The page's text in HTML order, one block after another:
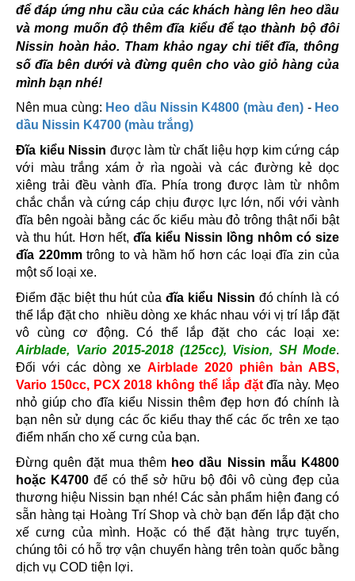
để đáp ứng nhu cầu của các khách hàng lên heo dầu
và mong muốn độ thêm đĩa kiểu để tạo thành bộ đôi
Nissin hoàn hảo. Tham khảo ngay chi tiết đĩa, thông
số đĩa bên dưới và đừng quên cho vào giỏ hàng của
mình bạn nhé!
Nên mua cùng: Heo dầu Nissin K4800 (màu đen) - Heo
dầu Nissin K4700 (màu trắng)
Đĩa kiểu Nissin được làm từ chất liệu hợp kim cứng cáp
với màu trắng xám ở rìa ngoài và các đường kẻ dọc
xiêng trải đều vành đĩa. Phía trong được làm từ nhôm
chắc chắn và cứng cáp chịu được lực lớn, nối với vành
đĩa bên ngoài bằng các ốc kiểu màu đỏ trông thật nổi bật
và thu hút. Hơn hết, đĩa kiểu Nissin lồng nhôm có size
đĩa 220mmtrông to và hầm hố hơn các loại đĩa zin của
một số loại xe.
Điểm đặc biệt thu hút của đĩa kiểu Nissin đó chính là có
thể lắp đặt cho nhiều dòng xe khác nhau với vị trí lắp đặt
vô cùng cơ động. Có thể lắp đặt cho các loại xe:
Airblade, Vario 2015-2018 (125cc), Vision, SH Mode.
Đối với các dòng xe Airblade 2020 phiên bản ABS,
Vario 150cc, PCX 2018 không thể lắp đặtđĩa này. Mẹo
nhỏ giúp cho đĩa kiểu Nissin thêm đẹp hơn đó chính là
bạn nên sử dụng các ốc kiểu thay thế các ốc trên xe tạo
điểm nhấn cho xế cưng của bạn.
Đừng quên đặt mua thêm heo dầu Nissin mẫu K4800
hoặc K4700 để có thể sở hữu bộ đôi vô cùng đẹp của
thương hiệu Nissin bạn nhé! Các sản phẩm hiện đang có
sẵn hàng tại Hoàng Trí Shop và chờ bạn đến lắp đặt cho
xế cưng của mình. Hoặc có thể đặt hàng trực tuyến,
chúng tôi có hỗ trợ vận chuyển hàng trên toàn quốc bằng
dịch vụ COD tiện lợi.